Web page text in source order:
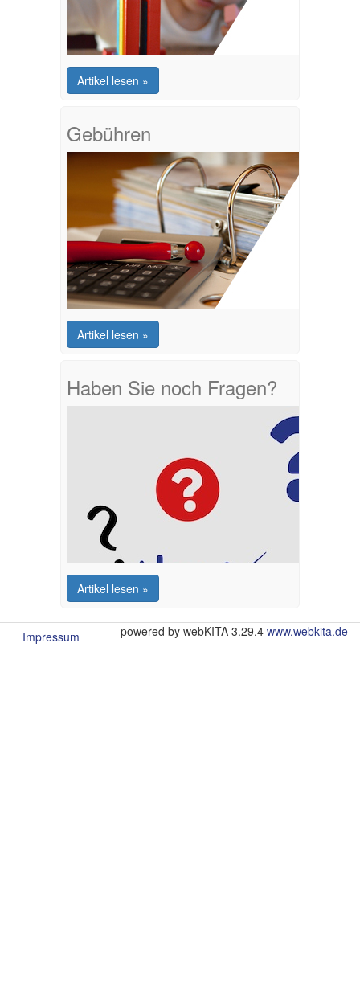
Artikel lesen »
Gebühren
Artikel lesen »
Haben Sie noch Fragen?
Artikel lesen »
Impressum powered by webKITA 3.29.4 www.webkita.de